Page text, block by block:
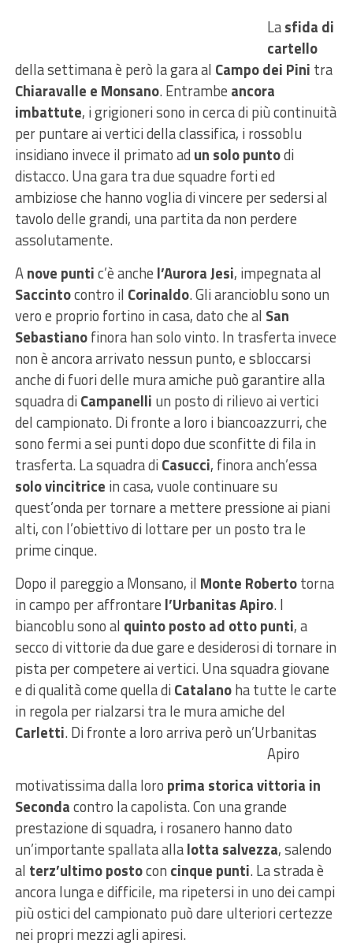
Lasfida di
cartello
della settimana è però la gara al Campo dei Pini tra
Chiaravalle e Monsano. Entrambe ancora
imbattute, i grigioneri sono in cerca di più continuità
per puntare ai vertici della classifica, i rossoblu
insidiano invece il primato ad un solo puntodi
distacco. Una gara tra due squadre forti ed
ambiziose che hanno voglia di vincere per sedersi al
tavolo delle grandi, una partita da non perdere
assolutamente.
Anove puntic’è anche l’Aurora Jesi, impegnata al
Saccintocontro il Corinaldo. Gli arancioblu sono un
vero e proprio fortino in casa, dato che al San
Sebastianofinora han solo vinto. In trasferta invece
non è ancora arrivato nessun punto, e sbloccarsi
anche di fuori delle mura amiche può garantire alla
squadra diCampanelli un posto di rilievo ai vertici
del campionato. Di fronte a loro i biancoazzurri, che
sono fermi a sei punti dopo due sconfitte di fila in
trasferta. La squadra diCasucci, finora anch’essa
solo vincitrice in casa, vuole continuare su
quest’onda per tornare a mettere pressione ai piani
alti, con l’obiettivo di lottare per un posto tra le
prime cinque.
Dopo il pareggio a Monsano, il Monte Robertotorna
in campo per affrontare l’Urbanitas Apiro. I
biancoblu sono al quinto posto ad otto punti, a
secco di vittorie da due gare e desiderosi di tornare in
pista per competere ai vertici. Una squadra giovane
e di qualità come quella diCatalanoha tutte le carte
in regola per rialzarsi tra le mura amiche del
Carletti. Di fronte a loro arriva però un’Urbanitas
Apiro
motivatissima dalla loro prima storica vittoria in
Secondacontro la capolista. Con una grande
prestazione di squadra, i rosanero hanno dato
un’importante spallata allalotta salvezza, salendo
al terz’ultimo postocon cinque punti. La strada è
ancora lunga e difficile, ma ripetersi in uno dei campi
più ostici del campionato può dare ulteriori certezze
nei propri mezzi agli apiresi.